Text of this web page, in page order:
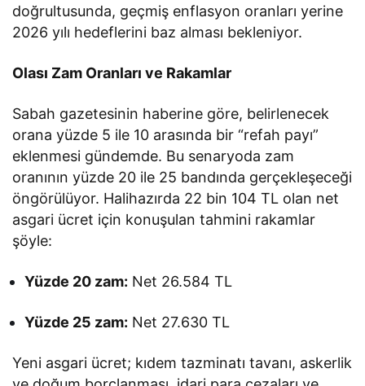
doğrultusunda, geçmiş enflasyon oranları yerine
2026 yılı hedeflerini baz alması bekleniyor.
Olası Zam Oranları ve Rakamlar
Sabah gazetesinin haberine göre, belirlenecek
orana yüzde 5 ile 10 arasında bir “refah payı”
eklenmesi gündemde. Bu senaryoda zam
oranının yüzde 20 ile 25 bandında gerçekleşeceği
öngörülüyor. Halihazırda 22 bin 104 TL olan net
asgari ücret için konuşulan tahmini rakamlar
şöyle:
Yüzde 20 zam: Net 26.584 TL
Yüzde 25 zam: Net 27.630 TL
Yeni asgari ücret; kıdem tazminatı tavanı, askerlik